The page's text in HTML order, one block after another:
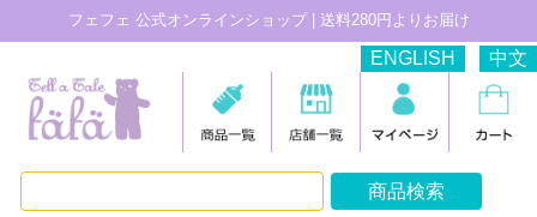
フェフェ 公式オンラインショップ | 送料280円よりお届け
ENGLISH 中文